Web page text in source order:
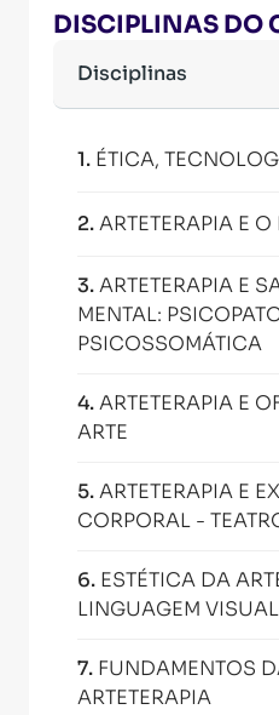
DISCIPLINAS DO
Disciplinas
1. ÉTICA,
2.ARTETERAPIA E
3.ARTETERAPIA E
MENTAL:
PSICOSSOMÁTICA
4.ARTETERAPIA E
ARTE
5.ARTETERAPIA E
CORPORAL -
6. ESTÉTICA DA
LINGUAGEM VISUAL
7. FUNDAMENTOS
ARTETERAPIA